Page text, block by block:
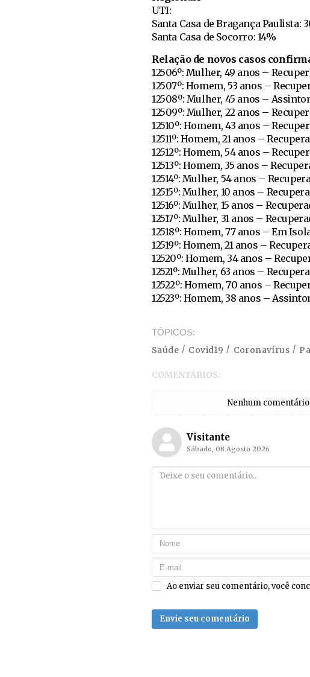
UTI:
Santa Casa de Bragança Paulista:
Santa Casa de Socorro: 14%
Relação de novos casos
12506º: Mulher, 49 anos –
12507º: Homem, 53 anos –
12508º: Mulher, 45 anos –
12509º: Mulher, 22 anos –
12510º: Homem, 43 anos –
12511º: Homem, 21 anos –
12512º: Homem, 54 anos –
12513º: Homem, 35 anos –
12514º: Mulher, 54 anos –
12515º: Mulher, 10 anos –
12516º: Mulher, 15 anos –
12517º: Mulher, 31 anos –
12518º: Homem, 77 anos – Em
12519º: Homem, 21 anos –
12520º: Homem, 34 anos –
12521º: Mulher, 63 anos –
12522º: Homem, 70 anos –
12523º: Homem, 38 anos –
TÓPICOS
Saúde Covid19 Coronavírus
COMENTÁRIOS:
Nenhum
Visitante
Sábado, 08 Agosto 2026
Ao enviar seu comentário, você
Envie seu comentário